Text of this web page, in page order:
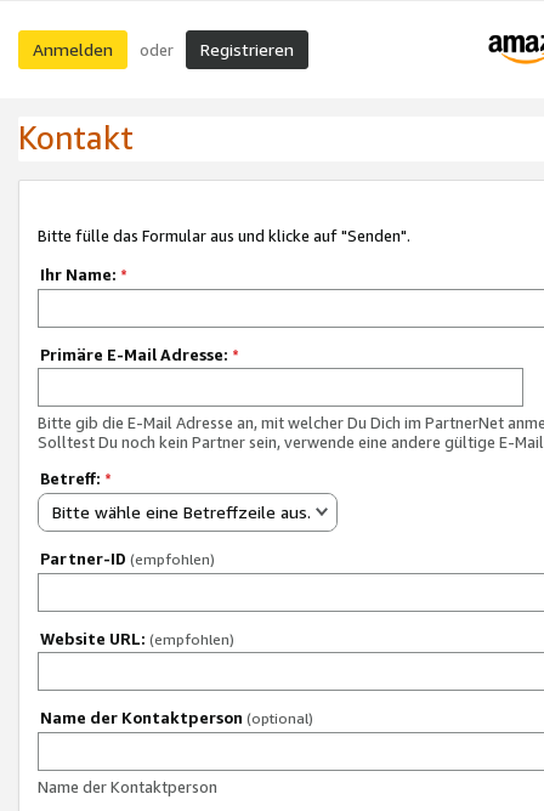
Anmelden oder Registrieren
Kontakt
Bitte fülle das Formular aus und klicke auf "Senden".
Ihr Name: *
Primäre E-Mail Adresse: *
Bitte gib die E-Mail Adresse an, mit welcher Du Dich im PartnerNet
Solltest Du noch kein Partner sein, verwende eine andere gültige E-
Betreff: *
Bitte wähle eine Betreffzeile aus.
Partner-ID (empfohlen)
Website URL: (empfohlen)
Name der Kontaktperson (optional)
Name der Kontaktperson